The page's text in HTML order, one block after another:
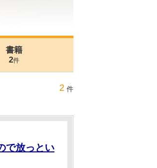
書籍
2件
2 件
で放っとい